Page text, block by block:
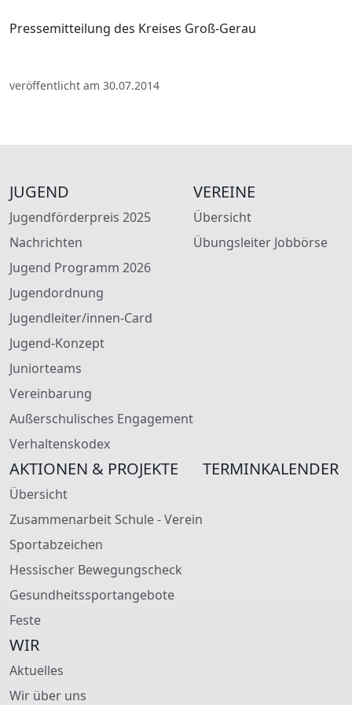
Pressemitteilung des Kreises Groß-Gerau
veröffentlicht am 30.07.2014
JUGEND
Jugendförderpreis 2025
Nachrichten
Jugend Programm 2026
Jugendordnung
Jugendleiter/innen-Card
Jugend-Konzept
Juniorteams
Vereinbarung
Außerschulisches Engagement
Verhaltenskodex
VEREINE
Übersicht
Übungsleiter Jobbörse
AKTIONEN & PROJEKTE
Übersicht
Zusammenarbeit Schule - Verein
Sportabzeichen
Hessischer Bewegungscheck
Gesundheitssportangebote
Feste
TERMINKALENDER
WIR
Aktuelles
Wir über uns